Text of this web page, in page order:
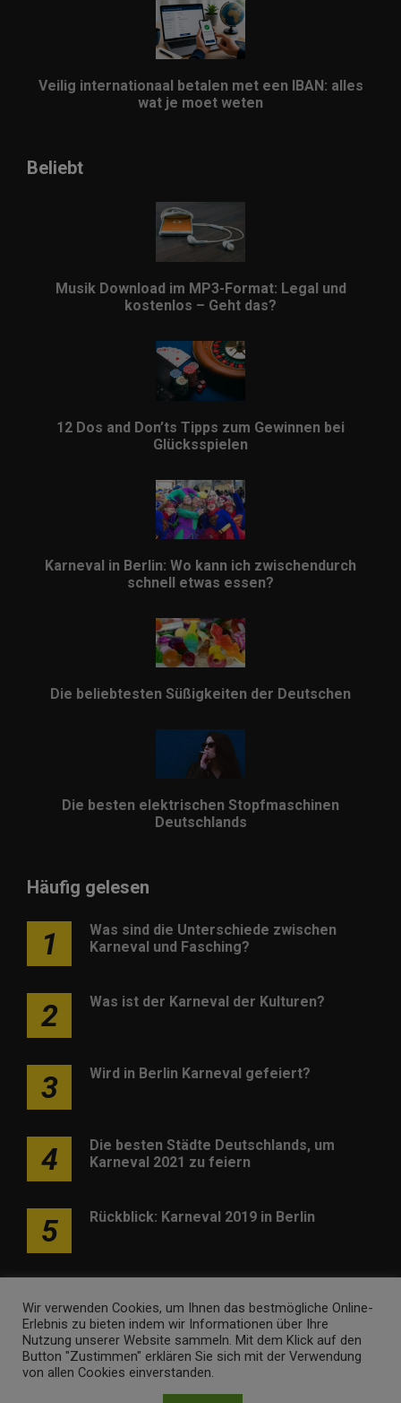
Veilig internationaal betalen met een IBAN: alles
wat je moet weten
Beliebt
Musik Download im MP3-Format: Legal und
kostenlos – Geht das?
12 Dos and Don’ts Tipps zum Gewinnen bei
Glücksspielen
Karneval in Berlin: Wo kann ich zwischendurch
schnell etwas essen?
Die beliebtesten Süßigkeiten der Deutschen
Die besten elektrischen Stopfmaschinen
Deutschlands
Häufig gelesen
1
Was sind die Unterschiede zwischen
Karneval und Fasching?
2 Was ist der Karneval der Kulturen?
3 Wird in Berlin Karneval gefeiert?
4
Die besten Städte Deutschlands, um
Karneval 2021 zu feiern
5 Rückblick: Karneval 2019 in Berlin
Werben Kontakt Impressum Newsletter
Wir verwenden Cookies, um Ihnen das bestmögliche Online-
Erlebnis zu bieten indem wir Informationen über Ihre
Nutzung unserer Website sammeln. Mit dem Klick auf den
Button "Zustimmen" erklären Sie sich mit der Verwendung
von allen Cookies einverstanden.